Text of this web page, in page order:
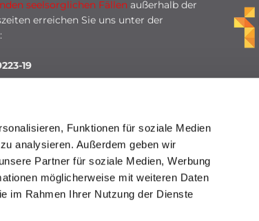
Funktionen für soziale Medien
analysieren. Außerdem geben wir
Partner für soziale Medien, Werbung
möglicherweise mit weiteren Daten
im Rahmen Ihrer Nutzung der Dienste
seelsorglichen Fällenaußerhalb der
erreichen Sie uns unter der
19